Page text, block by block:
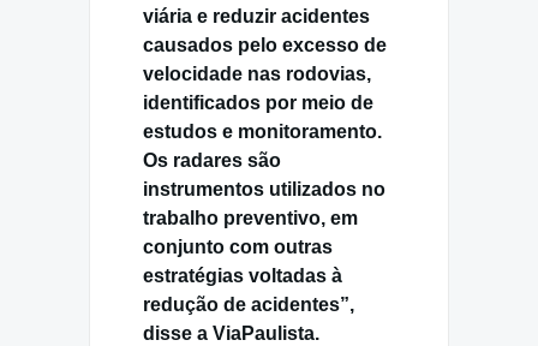
viária e reduzir acidentes
causados pelo excesso de
velocidade nas rodovias,
identificados por meio de
estudos e monitoramento.
Os radares são
instrumentos utilizados no
trabalho preventivo, em
conjunto com outras
estratégias voltadas à
redução de acidentes”,
disse a ViaPaulista.